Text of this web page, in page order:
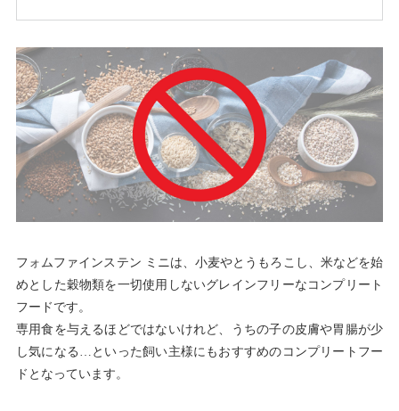
フォムファインステン ミニは、小麦やとうもろこし、米などを始
めとした穀物類を一切使用しないグレインフリーなコンプリート
フードです。
専用食を与えるほどではないけれど、うちの子の皮膚や胃腸が少
し気になる…といった飼い主様にもおすすめのコンプリートフー
ドとなっています。